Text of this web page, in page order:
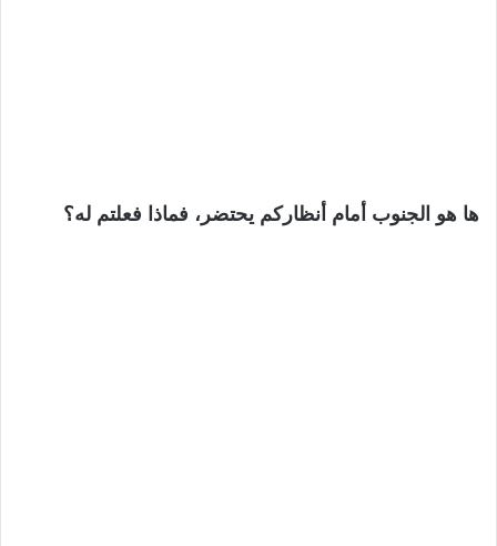
ها هو الجنوب أمام أنظاركم يحتضر، فماذا فعلتم له؟